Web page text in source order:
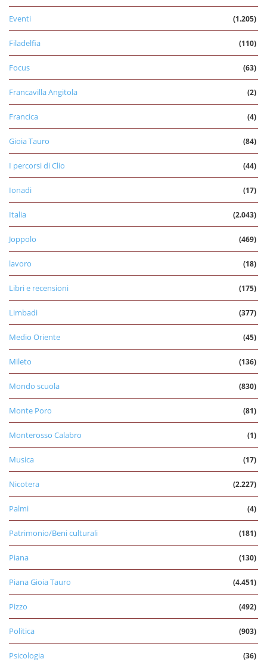
Eventi (1.205)
Filadelfia (110)
Focus (63)
Francavilla Angitola (2)
Francica (4)
Gioia Tauro (84)
I percorsi di Clio (44)
Ionadi (17)
Italia (2.043)
Joppolo (469)
lavoro (18)
Libri e recensioni (175)
Limbadi (377)
Medio Oriente (45)
Mileto (136)
Mondo scuola (830)
Monte Poro (81)
Monterosso Calabro (1)
Musica (17)
Nicotera (2.227)
Palmi (4)
Patrimonio/Beni culturali (181)
Piana (130)
Piana Gioia Tauro (4.451)
Pizzo (492)
Politica (903)
Psicologia (36)